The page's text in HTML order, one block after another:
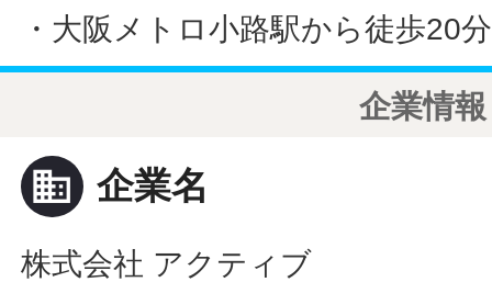
・大阪メトロ小路駅から徒歩20分
企業情報
business 企業名
株式会社 アクティブ